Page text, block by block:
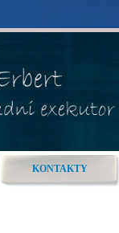
KONTAKTY